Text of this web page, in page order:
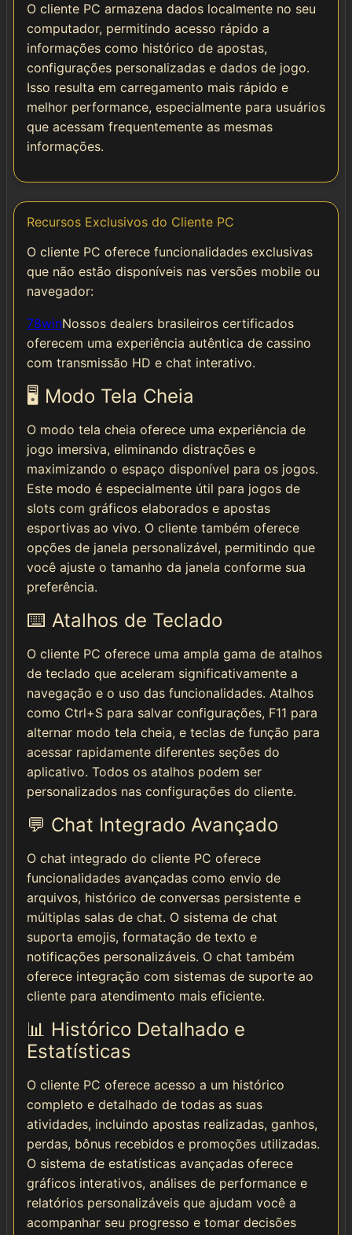
O cliente PC armazena dados localmente no seu
computador, permitindo acesso rápido a
informações como histórico de apostas,
configurações personalizadas e dados de jogo.
Isso resulta em carregamento mais rápido e
melhor performance, especialmente para usuários
que acessam frequentemente as mesmas
informações.
Recursos Exclusivos do Cliente PC
O cliente PC oferece funcionalidades exclusivas
que não estão disponíveis nas versões mobile ou
navegador:
78winNossos dealers brasileiros certificados
oferecem uma experiência autêntica de cassino
com transmissão HD e chat interativo.
🖥️ Modo Tela Cheia
O modo tela cheia oferece uma experiência de
jogo imersiva, eliminando distrações e
maximizando o espaço disponível para os jogos.
Este modo é especialmente útil para jogos de
slots com gráficos elaborados e apostas
esportivas ao vivo. O cliente também oferece
opções de janela personalizável, permitindo que
você ajuste o tamanho da janela conforme sua
preferência.
⌨️ Atalhos de Teclado
O cliente PC oferece uma ampla gama de atalhos
de teclado que aceleram significativamente a
navegação e o uso das funcionalidades. Atalhos
como Ctrl+S para salvar configurações, F11 para
alternar modo tela cheia, e teclas de função para
acessar rapidamente diferentes seções do
aplicativo. Todos os atalhos podem ser
personalizados nas configurações do cliente.
💬 Chat Integrado Avançado
O chat integrado do cliente PC oferece
funcionalidades avançadas como envio de
arquivos, histórico de conversas persistente e
múltiplas salas de chat. O sistema de chat
suporta emojis, formatação de texto e
notificações personalizáveis. O chat também
oferece integração com sistemas de suporte ao
cliente para atendimento mais eficiente.
📊 Histórico Detalhado e
Estatísticas
O cliente PC oferece acesso a um histórico
completo e detalhado de todas as suas
atividades, incluindo apostas realizadas, ganhos,
perdas, bônus recebidos e promoções utilizadas.
O sistema de estatísticas avançadas oferece
gráficos interativos, análises de performance e
relatórios personalizáveis que ajudam você a
acompanhar seu progresso e tomar decisões